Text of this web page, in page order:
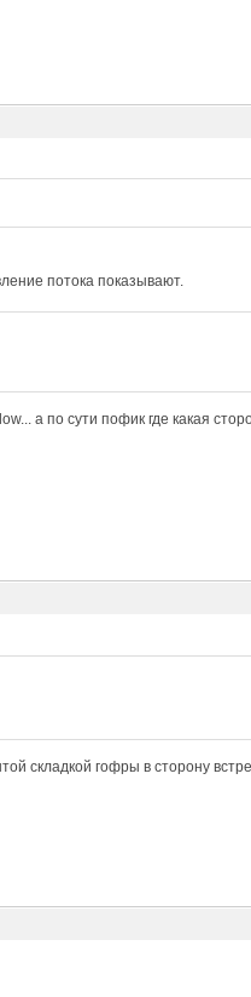
потока показывают.
а по сути пофик где какая
складкой гофры в сторону